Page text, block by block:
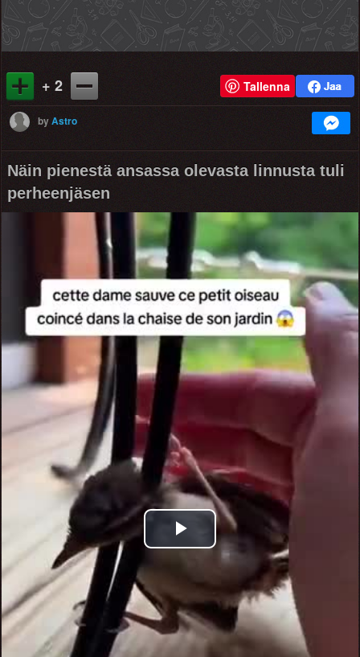
+ 2 Tallenna
byAstro
Näin pienestä ansassa olevasta linnusta tuli
perheenjäsen
Play
Video